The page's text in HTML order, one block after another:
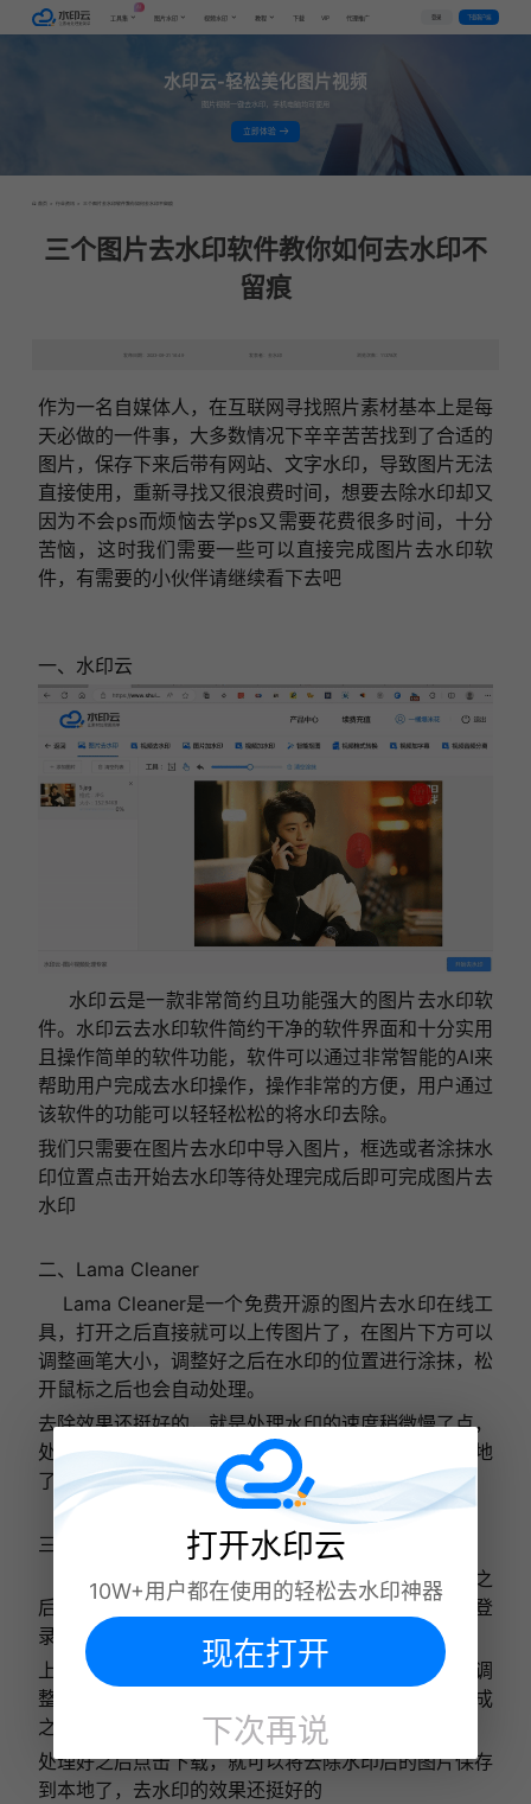
工具集 图片水印 视频水印 教程 下载 VIP 代理推广 登录 下载客户端
水印云-轻松美化图片视频
图片视频一键去水印，手机电脑均可使用
立即体验
首页 > 行业资讯 > 三个图片去水印软件教你如何去水印不留痕
三个图片去水印软件教你如何去水印不
留痕
发布日期：2023-09-21 16:49 发表者：去水印 浏览次数：11378次
作为一名自媒体人，在互联网寻找照片素材基本上是每
天必做的一件事，大多数情况下辛辛苦苦找到了合适的
图片，保存下来后带有网站、文字水印，导致图片无法
直接使用，重新寻找又很浪费时间，想要去除水印却又
因为不会ps而烦恼去学ps又需要花费很多时间，十分
苦恼，这时我们需要一些可以直接完成图片去水印软
件，有需要的小伙伴请继续看下去吧
一、水印云
水印云是一款非常简约且功能强大的图片去水印软
件。水印云去水印软件简约干净的软件界面和十分实用
且操作简单的软件功能，软件可以通过非常智能的AI来
帮助用户完成去水印操作，操作非常的方便，用户通过
该软件的功能可以轻轻松松的将水印去除。
我们只需要在图片去水印中导入图片，框选或者涂抹水
印位置点击开始去水印等待处理完成后即可完成图片去
水印
二、Lama Cleaner
Lama Cleaner是一个免费开源的图片去水印在线工
具，打开之后直接就可以上传图片了，在图片下方可以
调整画笔大小，调整好之后在水印的位置进行涂抹，松
开鼠标之后也会自动处理。
去除效果还挺好的，就是处理水印的速度稍微慢了点，
处理完成之后点击下载按钮，就可以将图片保存到本地
了。
三、Imgcleaner
Imgcleaner是一个AI智能去水印在线工具，打开之
后就可以上传图片水印进行处理，同样不需要注册登
录。
上传图片之后，在右侧有画笔大小和上漆程度可以调
整，调整好之后在图片水印的位置进行涂抹，涂抹完成
之后点击擦除按钮就会去除水印。
处理好之后点击下载，就可以将去除水印后的图片保存
到本地了，去水印的效果还挺好的
打开水印云
10W+用户都在使用的轻松去水印神器
现在打开
下次再说